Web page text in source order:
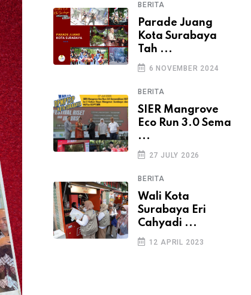
BERITA
Parade Juang
Kota Surabaya
Tah ...
6 NOVEMBER 2024
BERITA
SIER Mangrove
Eco Run 3.0 Sema
...
27 JULY 2026
BERITA
Wali Kota
Surabaya Eri
Cahyadi ...
12 APRIL 2023